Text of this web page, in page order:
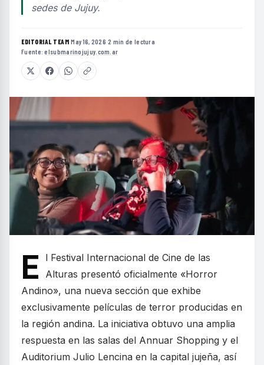
sedes de Jujuy.
EDITORIAL TEAM·May 16, 2026·2 min de lectura·
Fuente:elsubmarinojujuy.com.ar
E
l Festival Internacional de Cine de las
Alturas presentó oficialmente «Horror
Andino», una nueva sección que exhibe
exclusivamente películas de terror producidas en
la región andina. La iniciativa obtuvo una amplia
respuesta en las salas del Annuar Shopping y el
Auditorium Julio Lencina en la capital jujeña, así